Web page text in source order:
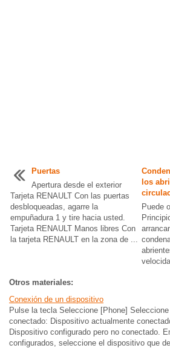
Puertas
Apertura desde el exterior
Tarjeta RENAULT Con las puertas
desbloqueadas, agarre la
empuñadura 1 y tire hacia usted.
Tarjeta RENAULT Manos libres Con
la tarjeta RENAULT en la zona de ...
los
Puede
Otros materiales:
Conexión de un dispositivo
Pulse la tecla Seleccione [Phone]
conectado: Dispositivo actualmente
Dispositivo configurado pero no conectado.
configurados, seleccione el dispositivo que